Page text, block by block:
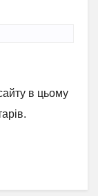
в цьому